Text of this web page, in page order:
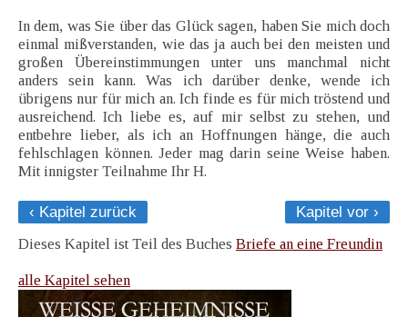
In dem, was Sie über das Glück sagen, haben Sie mich doch
einmal mißverstanden, wie das ja auch bei den meisten und
großen Übereinstimmungen unter uns manchmal nicht
anders sein kann. Was ich darüber denke, wende ich
übrigens nur für mich an. Ich finde es für mich tröstend und
ausreichend. Ich liebe es, auf mir selbst zu stehen, und
entbehre lieber, als ich an Hoffnungen hänge, die auch
fehlschlagen können. Jeder mag darin seine Weise haben.
Mit innigster Teilnahme Ihr H.
‹ Kapitel zurück
Kapitel vor ›
Dieses Kapitel ist Teil des Buches Briefe an eine Freundin
alle Kapitel sehen